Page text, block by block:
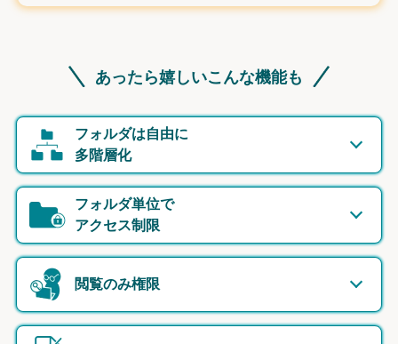
あったら嬉しいこんな機能も
フォルダは自由に
多階層化
フォルダ単位で
アクセス制限
閲覧のみ権限